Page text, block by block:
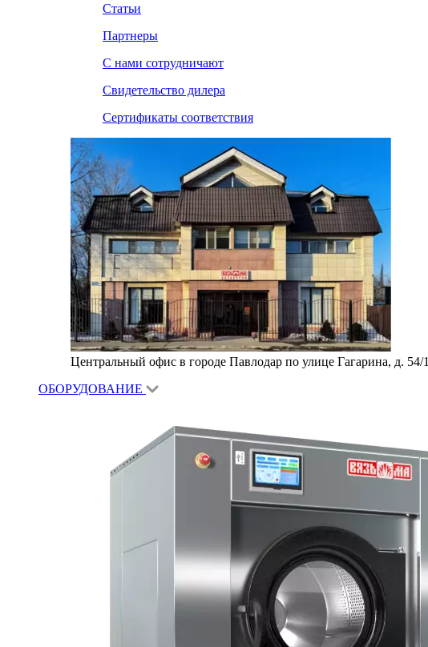
Статьи
Партнеры
С нами сотрудничают
Свидетельство дилера
Сертификаты соответствия
Центральный офис в городе Павлодар по улице Гагарина, д. 54/1
ОБОРУДОВАНИЕ